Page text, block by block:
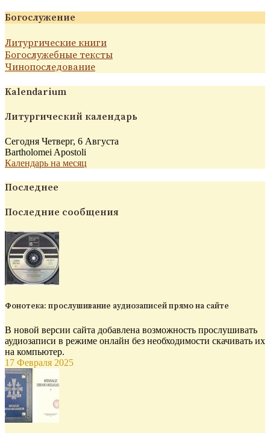
Богослужение
Литургические книги
Богослужебные тексты
Чинопоследование
Kalendarium
Литургический календарь
Сегодня Четверг, 6 Августа
Bartholomei Apostoli
Календарь на месяц
Последнее
Последние сообщения
Фонотека: прослушивание аудиозаписей прямо на сайте
В новой версии сайта добавлена возможность прослушивать
аудиозаписи в режиме онлайн без необходимости скачивать их
на компьютер.
17 Февраля 2025